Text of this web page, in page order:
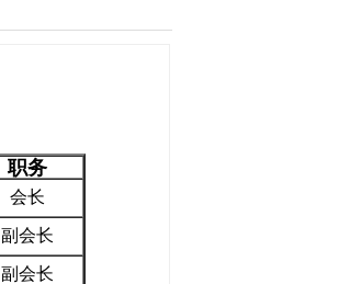
职务
会长
副会长
副会长